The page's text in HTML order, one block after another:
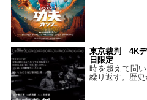
東京裁判 4K
日限定
時を超えて問
繰り返す。歴史